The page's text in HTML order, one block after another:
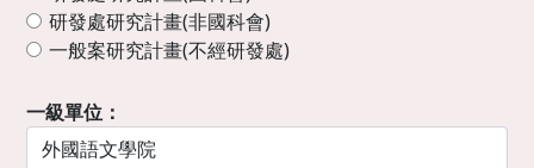
研發處研究計畫(非國科會)
一般案研究計畫(不經研發處)
一級單位：